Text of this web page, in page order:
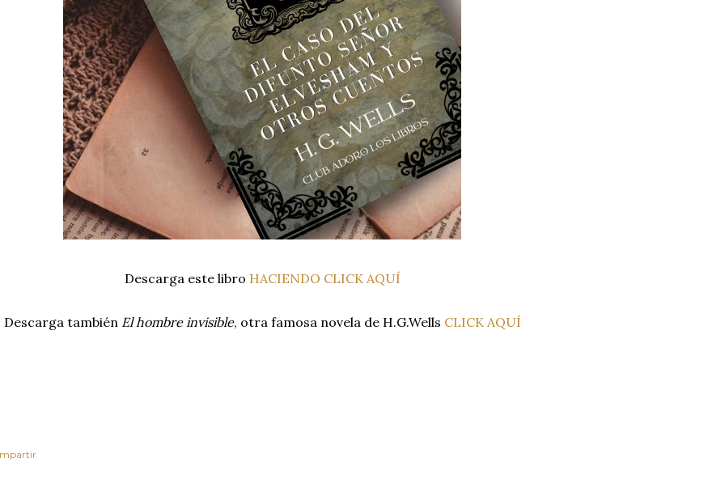
Descarga este libro HACIENDO CLICK AQUÍ
Descarga también El hombre invisible, otra famosa novela de H.G.Wells CLICK AQUÍ